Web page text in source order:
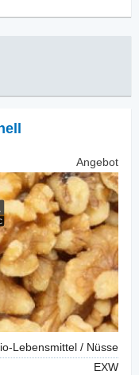
Angebot
Lebensmittel / Nüsse
EXW